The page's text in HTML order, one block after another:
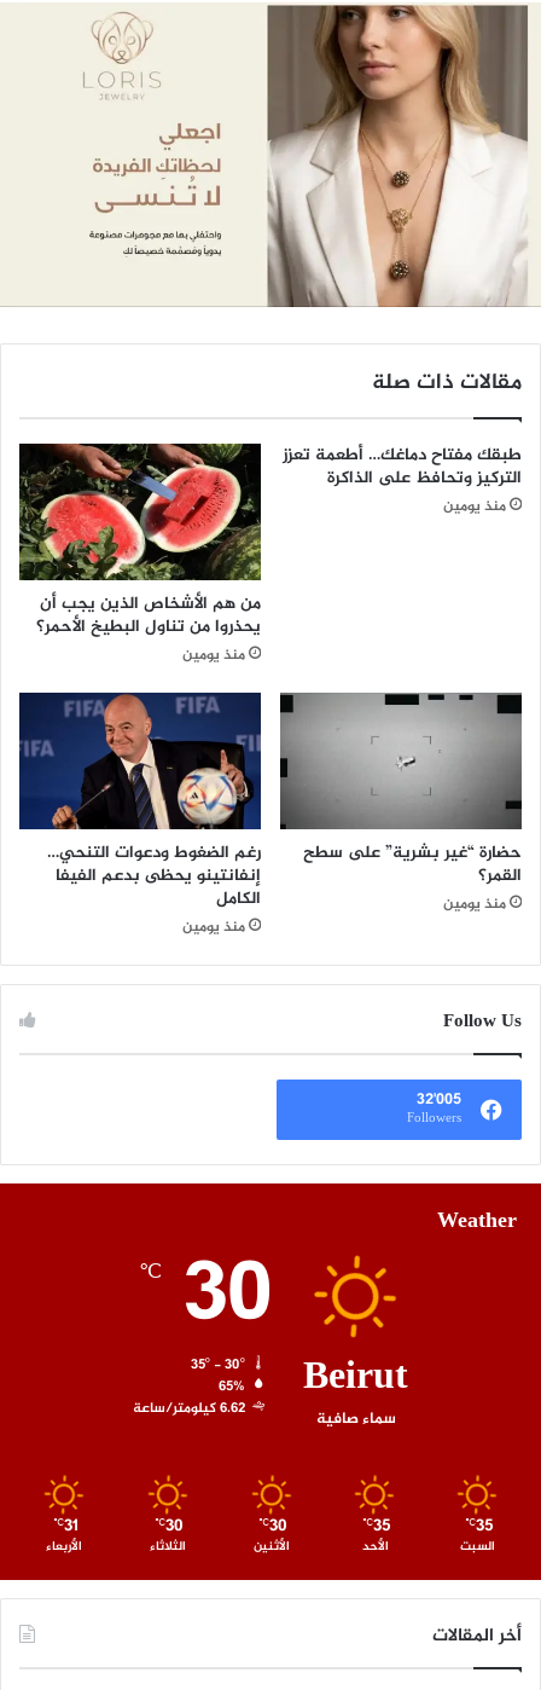
مقالات ذات صلة
طبقك مفتاح دماغك… أطعمة تعزز
التركيز وتحافظ على الذاكرة
منذ يومين
من هم الأشخاص الذين يجب أن
يحذروا من تناول البطيخ الأحمر؟
منذ يومين
حضارة “غير بشرية” على سطح
القمر؟
منذ يومين
رغم الضغوط ودعوات التنحي…
إنفانتينو يحظى بدعم الفيفا
الكامل
منذ يومين
Follow Us
32٬005
Followers
Weather
Beirut
سماء صافية
30
℃
65%
6.62 كيلومتر/ساعة
35
℃
السبت
35
℃
الأحد
30
℃
الأثنين
30
℃
الثلاثاء
31
℃
الأربعاء
أخر المقالات